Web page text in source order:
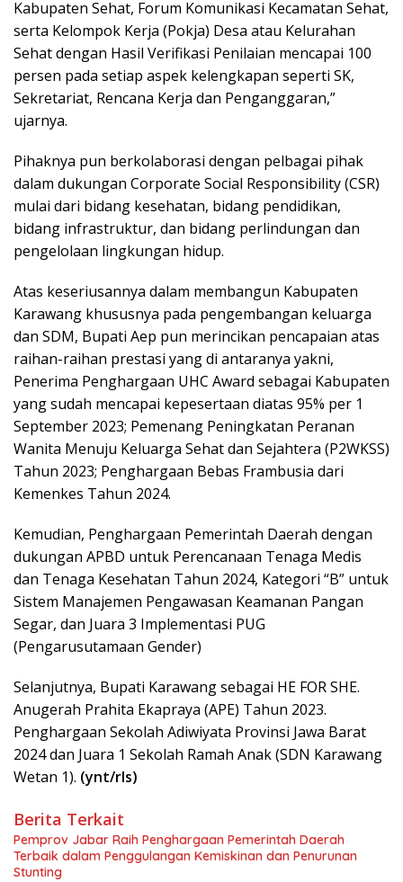
Kabupaten Sehat, Forum Komunikasi Kecamatan Sehat,
serta Kelompok Kerja (Pokja) Desa atau Kelurahan
Sehat dengan Hasil Verifikasi Penilaian mencapai 100
persen pada setiap aspek kelengkapan seperti SK,
Sekretariat, Rencana Kerja dan Penganggaran,”
ujarnya.
Pihaknya pun berkolaborasi dengan pelbagai pihak
dalam dukungan Corporate Social Responsibility (CSR)
mulai dari bidang kesehatan, bidang pendidikan,
bidang infrastruktur, dan bidang perlindungan dan
pengelolaan lingkungan hidup.
Atas keseriusannya dalam membangun Kabupaten
Karawang khususnya pada pengembangan keluarga
dan SDM, Bupati Aep pun merincikan pencapaian atas
raihan-raihan prestasi yang di antaranya yakni,
Penerima Penghargaan UHC Award sebagai Kabupaten
yang sudah mencapai kepesertaan diatas 95% per 1
September 2023; Pemenang Peningkatan Peranan
Wanita Menuju Keluarga Sehat dan Sejahtera (P2WKSS)
Tahun 2023; Penghargaan Bebas Frambusia dari
Kemenkes Tahun 2024.
Kemudian, Penghargaan Pemerintah Daerah dengan
dukungan APBD untuk Perencanaan Tenaga Medis
dan Tenaga Kesehatan Tahun 2024, Kategori “B” untuk
Sistem Manajemen Pengawasan Keamanan Pangan
Segar, dan Juara 3 Implementasi PUG
(Pengarusutamaan Gender)
Selanjutnya, Bupati Karawang sebagai HE FOR SHE.
Anugerah Prahita Ekapraya (APE) Tahun 2023.
Penghargaan Sekolah Adiwiyata Provinsi Jawa Barat
2024 dan Juara 1 Sekolah Ramah Anak (SDN Karawang
Wetan 1). (ynt/rls)
Berita Terkait
Pemprov Jabar Raih Penghargaan Pemerintah Daerah
Terbaik dalam Penggulangan Kemiskinan dan Penurunan
Stunting